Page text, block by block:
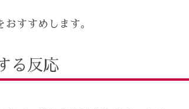
すすめします。
る反応